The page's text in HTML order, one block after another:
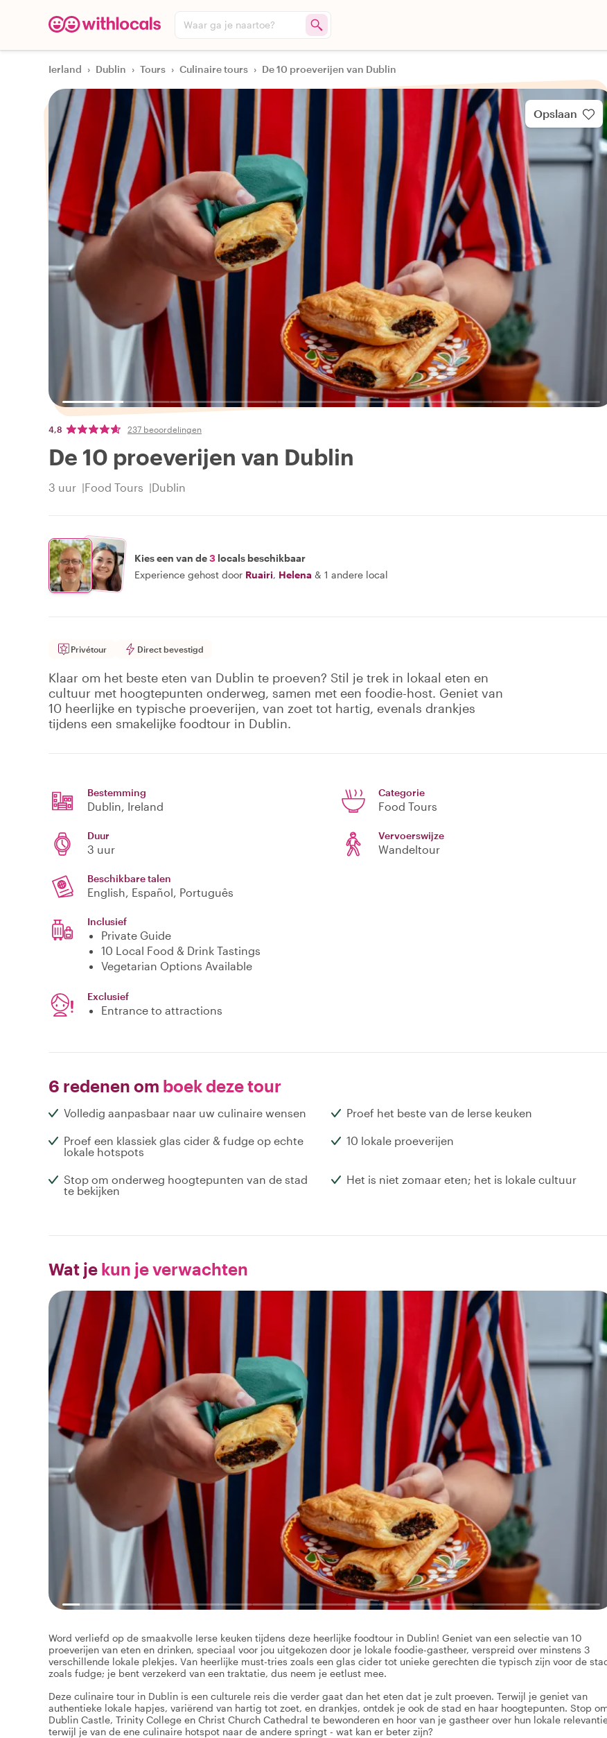
Waar ga je naartoe?
Ierland › Dublin › Tours › Culinaire tours › De 10 proeverijen van Dublin
Opslaan
4,8 237 beoordelingen
De 10 proeverijen van Dublin
3 uur Food Tours Dublin
Kies een van de3 locals beschikbaar
Experience gehost door Ruairi, Helena & 1 andere local
Privétour Direct bevestigd
Klaar om het beste eten van Dublin te proeven? Stil je trek in lokaal eten en
cultuur met hoogtepunten onderweg, samen met een foodie-host. Geniet van
10 heerlijke en typische proeverijen, van zoet tot hartig, evenals drankjes
tijdens een smakelijke foodtour in Dublin.
Bestemming
Dublin, Ireland
Categorie
Food Tours
Duur
3 uur
Vervoerswijze
Wandeltour
Beschikbare talen
English, Español, Português
Inclusief
Private Guide
10 Local Food & Drink Tastings
Vegetarian Options Available
Exclusief
Entrance to attractions
6 redenen om boek deze tour
Volledig aanpasbaar naar uw culinaire wensen Proef het beste van de Ierse keuken
Proef een klassiek glas cider & fudge op echte
lokale hotspots
10 lokale proeverijen
Stop om onderweg hoogtepunten van de stad
te bekijken
Het is niet zomaar eten; het is lokale cultuur
Wat je kun je verwachten
Word verliefd op de smaakvolle Ierse keuken tijdens deze heerlijke foodtour in Dublin! Geniet van een selectie van 10
proeverijen van eten en drinken, speciaal voor jou uitgekozen door je lokale foodie-gastheer, verspreid over minstens 3
verschillende lokale plekjes. Van heerlijke must-tries zoals een glas cider tot unieke gerechten die typisch zijn voor de
zoals fudge; je bent verzekerd van een traktatie, dus neem je eetlust mee.
Deze culinaire tour in Dublin is een culturele reis die verder gaat dan het eten dat je zult proeven. Terwijl je geniet van
authentieke lokale hapjes, variërend van hartig tot zoet, en drankjes, ontdek je ook de stad en haar hoogtepunten. Stop
Dublin Castle, Trinity College en Christ Church Cathedral te bewonderen en hoor van je gastheer over hun lokale
terwijl je van de ene culinaire hotspot naar de andere springt - wat kan er beter zijn?